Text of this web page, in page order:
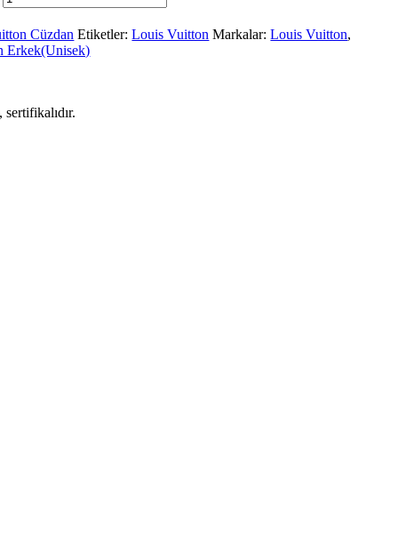
Cüzdan Etiketler:Louis Vuitton Markalar:Louis Vuitton,
Erkek(Unisek)